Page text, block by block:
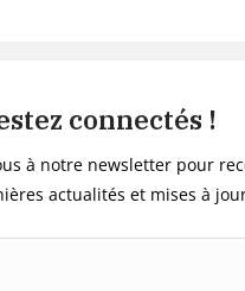
connectés !
à notre newsletter pour
actualités et mises à